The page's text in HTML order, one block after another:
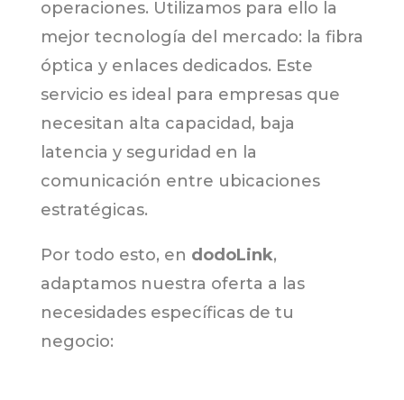
operaciones. Utilizamos para ello la
mejor tecnología del mercado: la fibra
óptica y enlaces dedicados. Este
servicio es ideal para empresas que
necesitan alta capacidad, baja
latencia y seguridad en la
comunicación entre ubicaciones
estratégicas.
Por todo esto, en dodoLink,
adaptamos nuestra oferta a las
necesidades específicas de tu
negocio: